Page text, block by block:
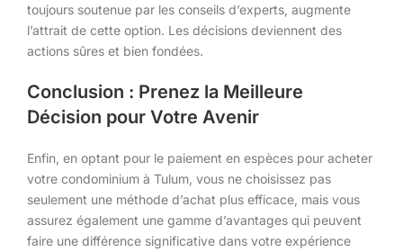
toujours soutenue par les conseils d’experts, augmente
l’attrait de cette option. Les décisions deviennent des
actions sûres et bien fondées.
Conclusion : Prenez la Meilleure
Décision pour Votre Avenir
Enfin, en optant pour le paiement en espèces pour acheter
votre condominium à Tulum, vous ne choisissez pas
seulement une méthode d’achat plus efficace, mais vous
assurez également une gamme d’avantages qui peuvent
faire une différence significative dans votre expérience